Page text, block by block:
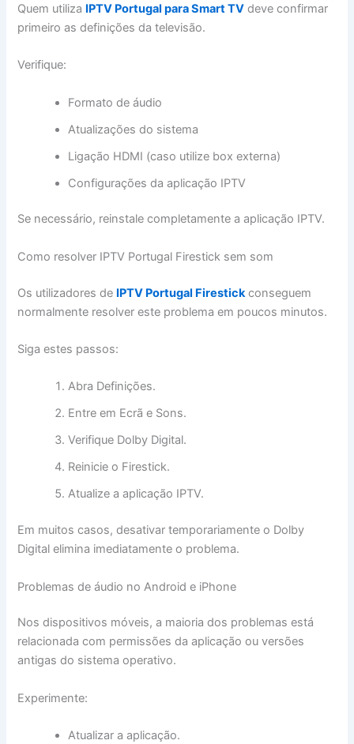
Quem utiliza IPTV Portugal para Smart TV deve confirmar
primeiro as definições da televisão.
Verifique:
Formato de áudio
Atualizações do sistema
Ligação HDMI (caso utilize box externa)
Configurações da aplicação IPTV
Se necessário, reinstale completamente a aplicação IPTV.
Como resolver IPTV Portugal Firestick sem som
Os utilizadores de IPTV Portugal Firestickconseguem
normalmente resolver este problema em poucos minutos.
Siga estes passos:
Abra Definições.
Entre em Ecrã e Sons.
Verifique Dolby Digital.
Reinicie o Firestick.
Atualize a aplicação IPTV.
Em muitos casos, desativar temporariamente o Dolby
Digital elimina imediatamente o problema.
Problemas de áudio no Android e iPhone
Nos dispositivos móveis, a maioria dos problemas está
relacionada com permissões da aplicação ou versões
antigas do sistema operativo.
Experimente:
Atualizar a aplicação.